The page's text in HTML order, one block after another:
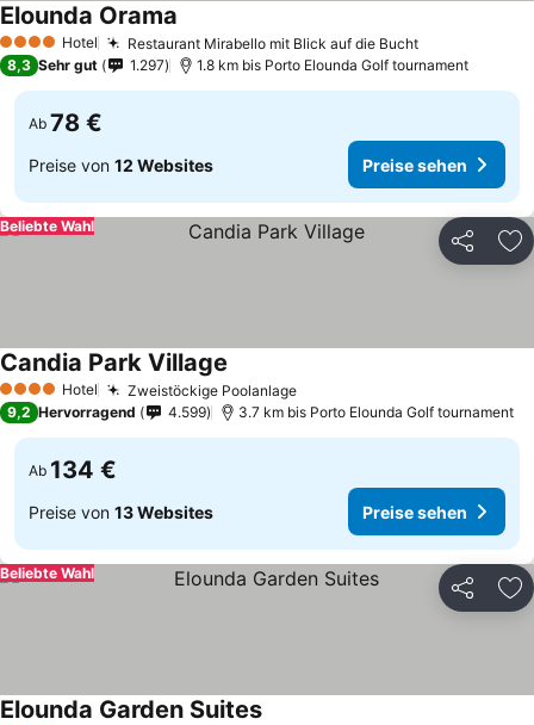
4 Sterne Hotel Restaurant Mirabello mit Blick auf die Bucht
Elounda Orama
8,3 Sehr gut 1.297 1.8 km bis Porto Elounda Golf tournament
Ab 78 €
Preise von 12 Websites Preise sehen
Teilen
Beliebte Wahl
4 Sterne Hotel Zweistöckige Poolanlage
Candia Park Village
9,2 Hervorragend 4.599 3.7 km bis Porto Elounda Golf tournament
Ab 134 €
Preise von 13 Websites Preise sehen
Teilen
Beliebte Wahl
Elounda Garden Suites